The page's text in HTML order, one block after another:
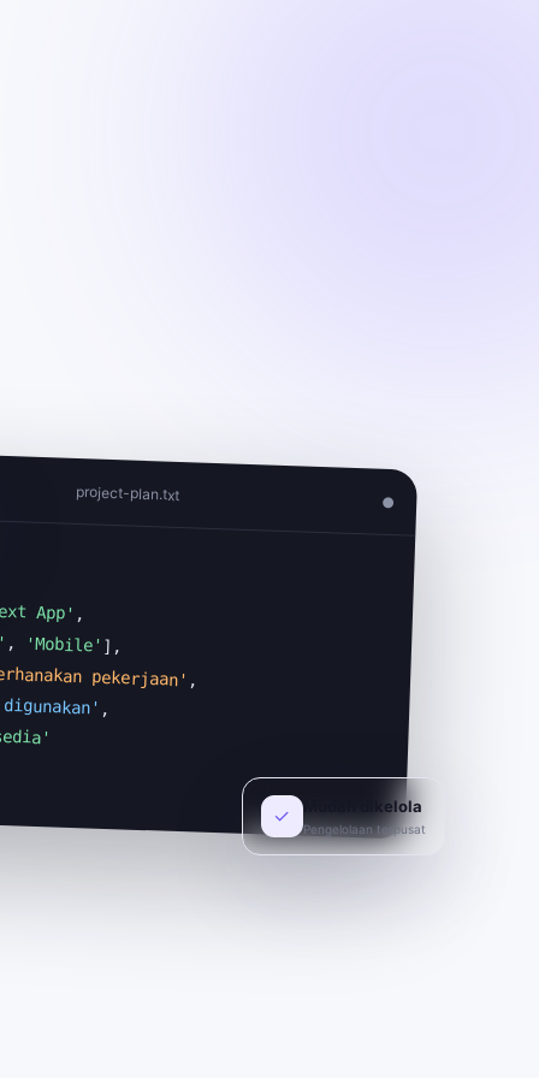
project-plan.txt ●
App' ,
, 'Mobile' ],
pekerjaan' ,
,
✓ Mudah dikelola
Pengelolaan terpusat